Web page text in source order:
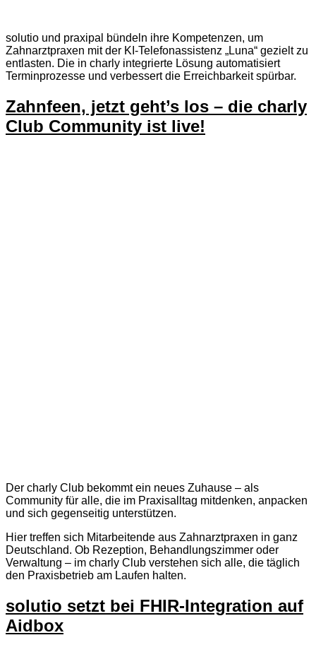
solutio und praxipal bündeln ihre Kompetenzen, um
Zahnarztpraxen mit der KI-Telefonassistenz „Luna“ gezielt zu
entlasten. Die in charly integrierte Lösung automatisiert
Terminprozesse und verbessert die Erreichbarkeit spürbar.
Zahnfeen, jetzt geht’s los – die charly
Club Community ist live!
Der charly Club bekommt ein neues Zuhause – als
Community für alle, die im Praxisalltag mitdenken, anpacken
und sich gegenseitig unterstützen.
Hier treffen sich Mitarbeitende aus Zahnarztpraxen in ganz
Deutschland. Ob Rezeption, Behandlungszimmer oder
Verwaltung – im charly Club verstehen sich alle, die täglich
den Praxisbetrieb am Laufen halten.
solutio setzt bei FHIR-Integration auf
Aidbox